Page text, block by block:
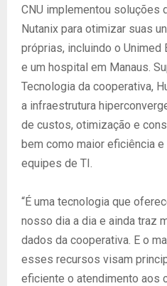
CNU implementou soluções
Nutanix para otimizar suas
próprias, incluindo o Unimed
e um hospital em Manaus.
Tecnologia da cooperativa,
a infraestrutura
de custos, otimização e
bem como maior eficiência
equipes de TI.
“É uma tecnologia que
nosso dia a dia e ainda traz
dados da cooperativa. E o
esses recursos visam
eficiente o atendimento aos